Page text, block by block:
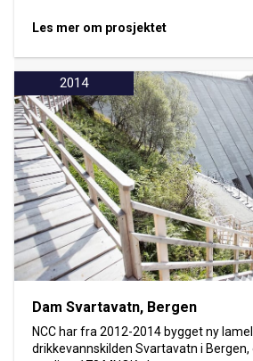
Les mer om prosjektet
2014
Dam Svartavatn, Bergen
NCC har fra 2012-2014 bygget ny
drikkevannskilden Svartavatn i